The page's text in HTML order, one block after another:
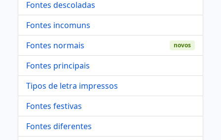
Fontes descoladas
Fontes incomuns
Fontes normais
novos
Fontes principais
Tipos de letra impressos
Fontes festivas
Fontes diferentes